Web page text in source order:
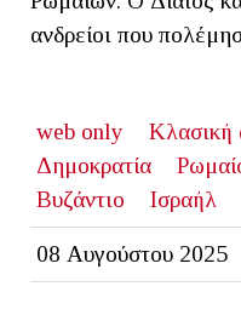
ανδρείοι που
web only
Κλασική
Δημοκρατία
Βυζάντιο
Ισραήλ
08 Αυγούστου 2025